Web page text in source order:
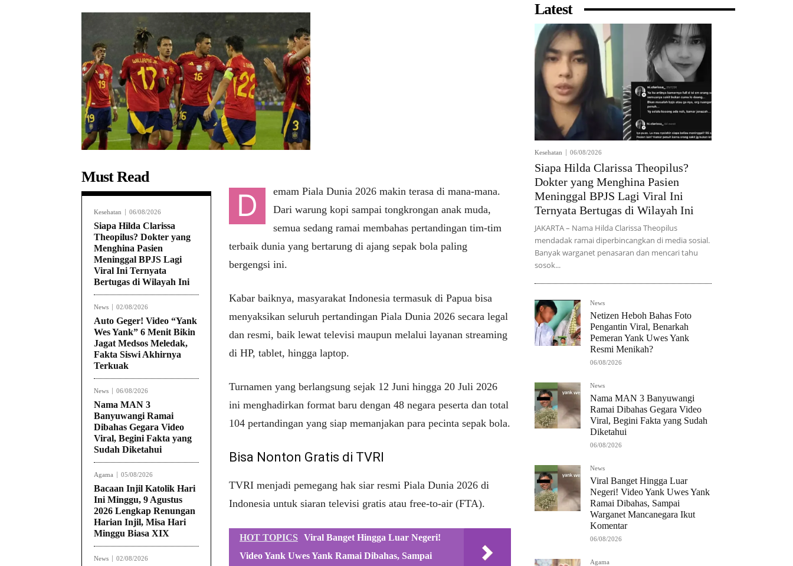
Must Read
Kesehatan 06/08/2026
Siapa Hilda Clarissa
Theopilus? Dokter yang
Menghina Pasien
Meninggal BPJS Lagi
Viral Ini Ternyata
Bertugas di Wilayah Ini
News 02/08/2026
Auto Geger! Video “Yank
Wes Yank” 6 Menit Bikin
Jagat Medsos Meledak,
Fakta Siswi Akhirnya
Terkuak
News 06/08/2026
Nama MAN 3
Banyuwangi Ramai
Dibahas Gegara Video
Viral, Begini Fakta yang
Sudah Diketahui
Agama 05/08/2026
Bacaan Injil Katolik Hari
Ini Minggu, 9 Agustus
2026 Lengkap Renungan
Harian Injil, Misa Hari
Minggu Biasa XIX
News 02/08/2026
D
emam Piala Dunia 2026 makin terasa di mana-mana.
Dari warung kopi sampai tongkrongan anak muda,
semua sedang ramai membahas pertandingan tim-tim
terbaik dunia yang bertarung di ajang sepak bola paling
bergengsi ini.
Kabar baiknya, masyarakat Indonesia termasuk di Papua bisa
menyaksikan seluruh pertandingan Piala Dunia 2026 secara legal
dan resmi, baik lewat televisi maupun melalui layanan streaming
di HP, tablet, hingga laptop.
Turnamen yang berlangsung sejak 12 Juni hingga 20 Juli 2026
ini menghadirkan format baru dengan 48 negara peserta dan total
104 pertandingan yang siap memanjakan para pecinta sepak bola.
Bisa Nonton Gratis di TVRI
TVRI menjadi pemegang hak siar resmi Piala Dunia 2026 di
Indonesia untuk siaran televisi gratis atau free-to-air (FTA).
HOT TOPICS Viral Banget Hingga Luar Negeri!
Video Yank Uwes Yank Ramai Dibahas, Sampai
Latest
Kesehatan 06/08/2026
Siapa Hilda Clarissa Theopilus?
Dokter yang Menghina Pasien
Meninggal BPJS Lagi Viral Ini
Ternyata Bertugas di Wilayah Ini
JAKARTA – Nama Hilda Clarissa Theopilus
mendadak ramai diperbincangkan di media sosial.
Banyak warganet penasaran dan mencari tahu
sosok...
News
Netizen Heboh Bahas Foto
Pengantin Viral, Benarkah
Pemeran Yank Uwes Yank
Resmi Menikah?
06/08/2026
News
Nama MAN 3 Banyuwangi
Ramai Dibahas Gegara Video
Viral, Begini Fakta yang Sudah
Diketahui
06/08/2026
News
Viral Banget Hingga Luar
Negeri! Video Yank Uwes Yank
Ramai Dibahas, Sampai
Warganet Mancanegara Ikut
Komentar
06/08/2026
Agama